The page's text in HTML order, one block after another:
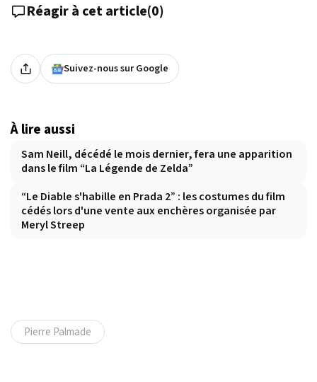
Réagir à cet article(0)
Suivez-nous sur Google
À lire aussi
Sam Neill, décédé le mois dernier, fera une apparition
dans le film “La Légende de Zelda”
“Le Diable s'habille en Prada 2” : les costumes du film
cédés lors d'une vente aux enchères organisée par
Meryl Streep
Pierre Palmade